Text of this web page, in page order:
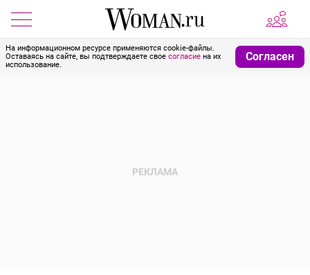
На информационном ресурсе применяются cookie-файлы.
Оставаясь на сайте, вы подтверждаете свое согласие на их
использование.
Согласен